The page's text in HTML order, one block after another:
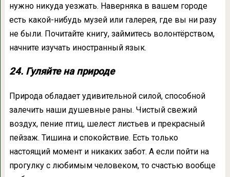
нужно никуда уезжать. Наверняка в вашем городе
есть какой-нибудь музей или галерея, где вы ни разу
не были. Почитайте книгу, займитесь волонтёрством,
начните изучать иностранный язык.
24. Гуляйте на природе
Природа обладает удивительной силой, способной
залечить наши душевные раны. Чистый свежий
воздух, пение птиц, шелест листьев и прекрасный
пейзаж. Тишина и спокойствие. Есть только
настоящий момент и никаких забот. А если пойти на
прогулку с любимым человеком, то счастью вообще